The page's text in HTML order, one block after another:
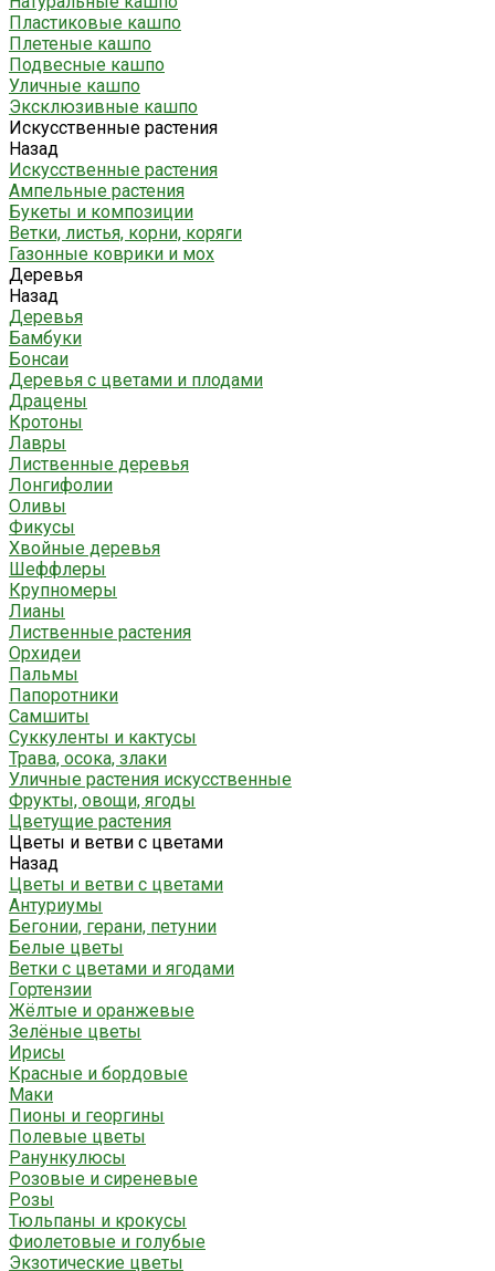
Пластиковые кашпо
Плетеные кашпо
Подвесные кашпо
Уличные кашпо
Эксклюзивные кашпо
Искусственные растения
Назад
Искусственные растения
Ампельные растения
Букеты и композиции
Ветки, листья, корни, коряги
Газонные коврики и мох
Деревья
Назад
Деревья
Бамбуки
Бонсаи
Деревья с цветами и плодами
Драцены
Кротоны
Лавры
Лиственные деревья
Лонгифолии
Оливы
Фикусы
Хвойные деревья
Шеффлеры
Крупномеры
Лианы
Лиственные растения
Орхидеи
Пальмы
Папоротники
Самшиты
Суккуленты и кактусы
Трава, осока, злаки
Уличные растения искусственные
Фрукты, овощи, ягоды
Цветущие растения
Цветы и ветви с цветами
Назад
Цветы и ветви с цветами
Антуриумы
Бегонии, герани, петунии
Белые цветы
Ветки с цветами и ягодами
Гортензии
Жёлтые и оранжевые
Зелёные цветы
Ирисы
Красные и бордовые
Маки
Пионы и георгины
Полевые цветы
Ранункулюсы
Розовые и сиреневые
Розы
Тюльпаны и крокусы
Фиолетовые и голубые
Экзотические цветы